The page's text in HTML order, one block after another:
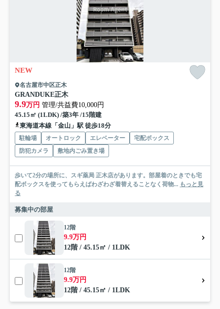
NEW
名古屋市中区正木
GRANDUKE正木
9.9万円 管理/共益費10,000円
45.15㎡ (1LDK) /築3年 /15階建
東海道本線「金山」駅 徒歩18分
駐輪場 オートロック エレベーター
宅配ボックス
防犯カメラ
敷地内ごみ置き場
歩いて2分の場所に、スギ薬局 正木店があります。部屋着のときでも宅
配ボックスを使ってもらえばわざわざ着替えることなく荷物... もっと見
る
募集中の部屋
12階
9.9万円
12階 / 45.15㎡ / 1LDK
12階
9.9万円
12階 / 45.15㎡ / 1LDK